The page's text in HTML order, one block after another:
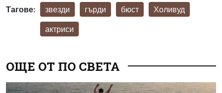
Тагове: звезди гърди бюст Холивуд
актриси
ОЩЕ ОТ ПО СВЕТА